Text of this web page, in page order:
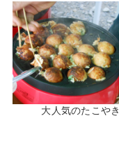
大人気のたこやき